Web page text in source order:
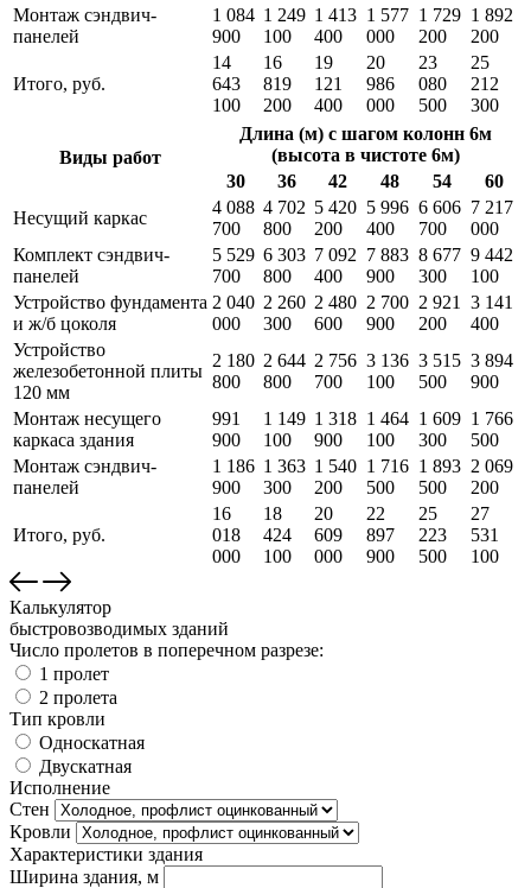
Монтаж сэндвич-
панелей
1 084
900
1 249
100
1 413
400
1 577
000
1 729
200
1 892
200
Итого, руб.
14
643
100
16
819
200
19
121
400
20
986
000
23
080
500
25
212
300
Виды работ
Длина (м) с шагом колонн 6м
(высота в чистоте 6м)
30
36 42 48 54
60
Несущий каркас
4 088
700
4 702
800
5 420
200
5 996
400
6 606
700
7 217
000
Комплект сэндвич-
панелей
5 529
700
6 303
800
7 092
400
7 883
900
8 677
300
9 442
100
Устройство фундамента
и ж/б цоколя
2 040
000
2 260
300
2 480
600
2 700
900
2 921
200
3 141
400
Устройство
железобетонной плиты
120 мм
2 180
800
2 644
800
2 756
700
3 136
100
3 515
500
3 894
900
Монтаж несущего
каркаса здания
991
900
1 149
100
1 318
900
1 464
100
1 609
300
1 766
500
Монтаж сэндвич-
панелей
1 186
900
1 363
300
1 540
200
1 716
500
1 893
500
2 069
200
Итого, руб.
16
018
000
18
424
100
20
609
000
22
897
900
25
223
500
27
531
100
Калькулятор
быстровозводимых зданий
Число пролетов в поперечном разрезе:
1 пролет
2 пролета
Тип кровли
Односкатная
Двускатная
Исполнение
Стен
Кровли
Характеристики здания
Ширина здания, м